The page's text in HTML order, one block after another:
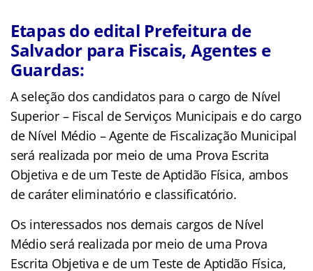
Etapas do edital Prefeitura de
Salvador para Fiscais, Agentes e
Guardas:
A seleção dos candidatos para o cargo de Nível
Superior – Fiscal de Serviços Municipais e do cargo
de Nível Médio – Agente de Fiscalização Municipal
será realizada por meio de uma Prova Escrita
Objetiva e de um Teste de Aptidão Física, ambos
de caráter eliminatório e classificatório.
Os interessados nos demais cargos de Nível
Médio será realizada por meio de uma Prova
Escrita Objetiva e de um Teste de Aptidão Física,